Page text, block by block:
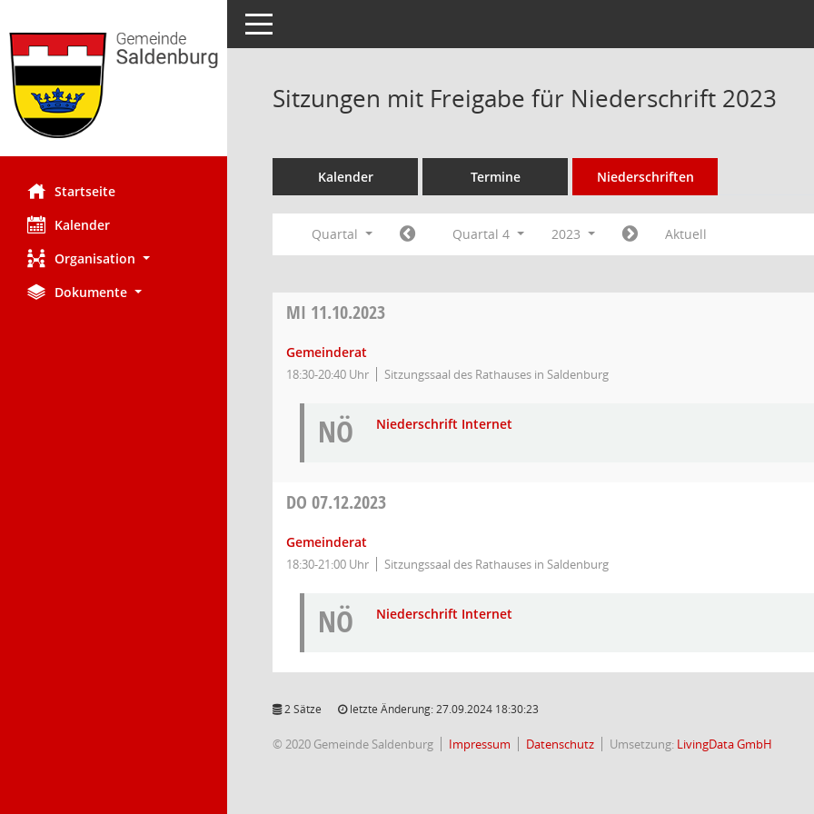
Startseite
Kalender
Organisation
Dokumente
Toggle navigation
Sitzungen mit Freigabe für Niederschrift 2023
Kalender Termine Niederschriften
Quartal Quartal 4 2023 Aktuell
MI 11.10.2023
Gemeinderat
18:30-20:40 Uhr Sitzungssaal des Rathauses in Saldenburg
NÖ Niederschrift Internet
DO 07.12.2023
Gemeinderat
18:30-21:00 Uhr Sitzungssaal des Rathauses in Saldenburg
NÖ Niederschrift Internet
2 Sätze letzte Änderung: 27.09.2024 18:30:23
© 2020 Gemeinde Saldenburg Impressum Datenschutz Umsetzung: LivingData GmbH